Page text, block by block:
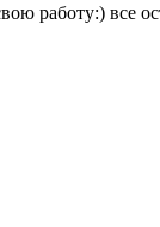
работу:) все